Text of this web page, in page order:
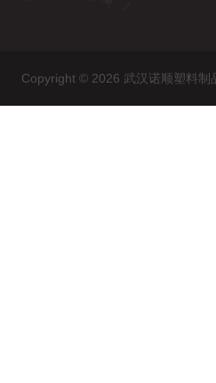
Copyright © 2026 武汉诺顺塑料